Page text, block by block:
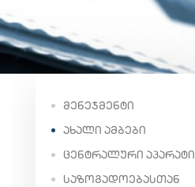
ᲛᲔᲜᲔᲯᲛᲔᲜᲢᲘ
ᲐᲮᲐᲚᲘ ᲐᲛᲑᲔᲑᲘ
ᲪᲔᲜᲢᲠᲐᲚᲣᲠᲘ ᲐᲞᲐᲠᲐᲢᲘ
ᲡᲐᲖᲝᲒᲐᲓᲝᲔᲑᲐᲡᲗᲐᲜ